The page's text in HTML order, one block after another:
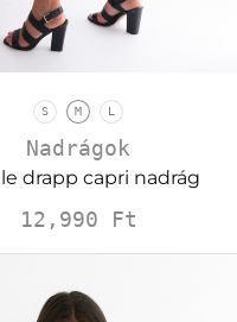
S M L
Nadrágok
drapp capri nadrág
12,990 Ft